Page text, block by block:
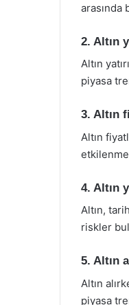
arasında
2. Altın
Altın
piyasa
3. Altın
Altın
4. Altın
Altın,
riskler
5. Altın
Altın
piyasa